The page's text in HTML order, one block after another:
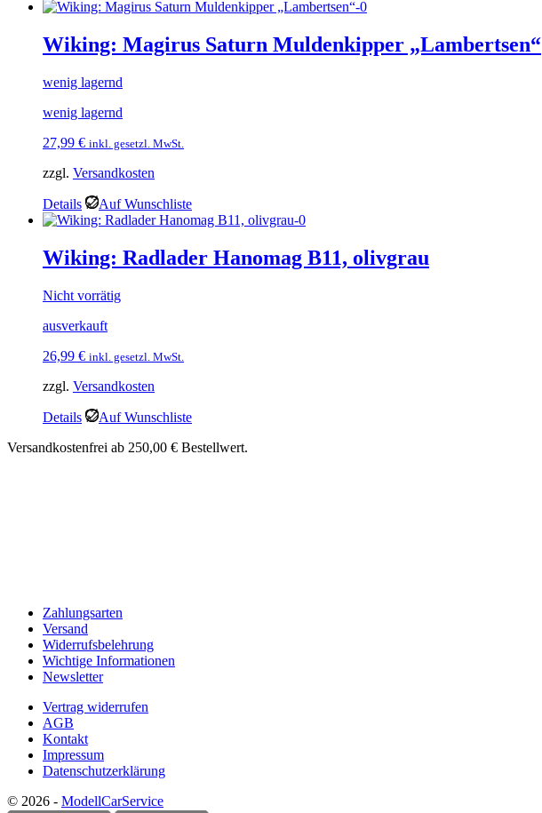
Wiking: Magirus Saturn Muldenkipper „Lambertsen“
wenig lagernd
wenig lagernd
27,99 € inkl. gesetzl. MwSt.
zzgl. Versandkosten
Details Auf Wunschliste
Wiking: Radlader Hanomag B11, olivgrau
Nicht vorrätig
ausverkauft
26,99 € inkl. gesetzl. MwSt.
zzgl. Versandkosten
Details
Auf Wunschliste
Versandkostenfrei ab 250,00 € Bestellwert.
Zahlungsarten
Versand
Widerrufsbelehrung
Wichtige Informationen
Newsletter
Vertrag widerrufen
AGB
Kontakt
Impressum
Datenschutzerklärung
© 2026 - ModellCarService